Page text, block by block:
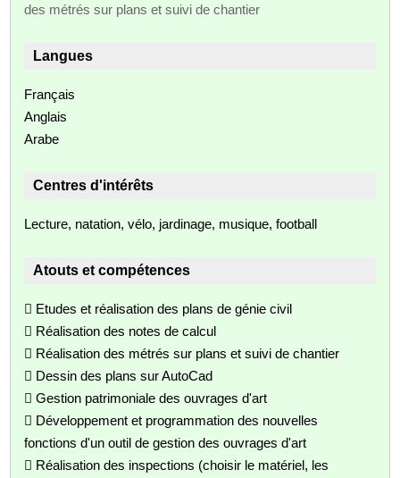
des métrés sur plans et suivi de chantier
Langues
Français
Anglais
Arabe
Centres d'intérêts
Lecture, natation, vélo, jardinage, musique, football
Atouts et compétences
 Etudes et réalisation des plans de génie civil
 Réalisation des notes de calcul
 Réalisation des métrés sur plans et suivi de chantier
 Dessin des plans sur AutoCad
 Gestion patrimoniale des ouvrages d'art
 Développement et programmation des nouvelles
fonctions d'un outil de gestion des ouvrages d'art
 Réalisation des inspections (choisir le matériel, les